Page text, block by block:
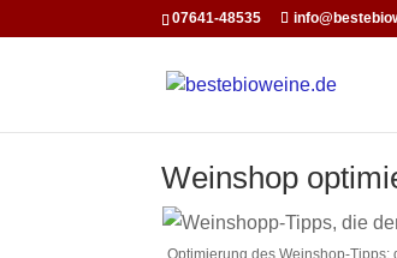
function openInNewWindow(url) { // Öffnet
07641-48535
Weinshop
Optimierung des Weinshop-